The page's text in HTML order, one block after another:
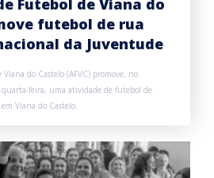
Futebol de Viana do
futebol de rua
da Juventude
Viana do Castelo (AFVC) promove, no
quarta-feira, uma atividade de futebol de
Viana do Castelo.